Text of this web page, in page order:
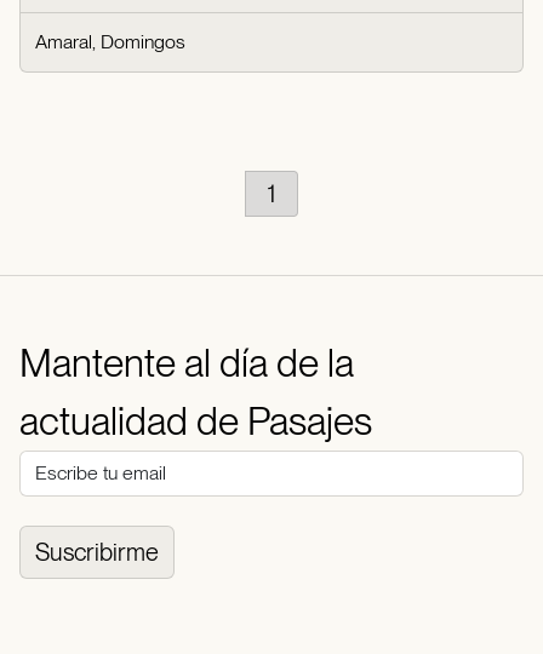
Amaral, Domingos
1
Mantente al día de la
actualidad de Pasajes
Suscribirme